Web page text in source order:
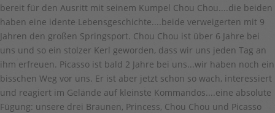
bereit für den Ausritt mit seinem Kumpel Chou Chou....die beiden
haben eine idente Lebensgeschichte....beide verweigerten mit 9
Jahren den großen Springsport. Chou Chou ist über 6 Jahre bei
uns und so ein stolzer Kerl geworden, dass wir uns jeden Tag an
ihm erfreuen. Picasso ist bald 2 Jahre bei uns...wir haben noch ein
bisschen Weg vor uns. Er ist aber jetzt schon so wach, interessiert
und reagiert im Gelände auf kleinste Kommandos....eine absolute
Fügung: unsere drei Braunen, Princess, Chou Chou und Picasso